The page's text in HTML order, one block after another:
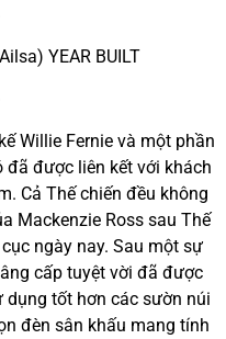
YEAR BUILT
Willie Fernie và một phần
đã được liên kết với khách
Cả Thế chiến đều không
Mackenzie Ross sau Thế
ngày nay. Sau một sự
cấp tuyệt vời đã được
tốt hơn các sườn núi
đèn sân khấu mang tính